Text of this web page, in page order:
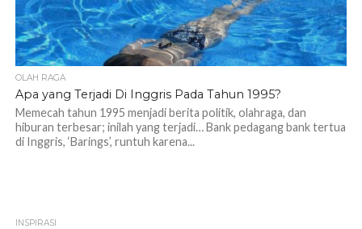
OLAH RAGA
Apa yang Terjadi Di Inggris Pada Tahun 1995?
Memecah tahun 1995 menjadi berita politik, olahraga, dan
hiburan terbesar; inilah yang terjadi… Bank pedagang bank tertua
di Inggris, ‘Barings’, runtuh karena...
INSPIRASI